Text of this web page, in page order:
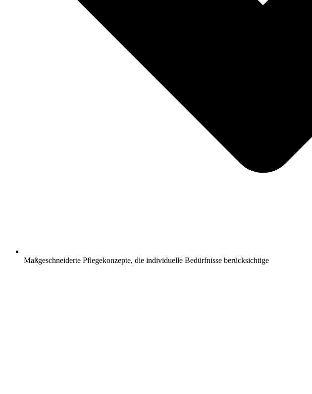
Maßgeschneiderte Pflegekonzepte, die individuelle Bedürfnisse berücksichtige